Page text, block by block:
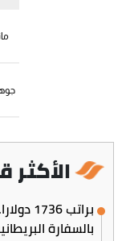
الأكثر
براتب
بالسفارة